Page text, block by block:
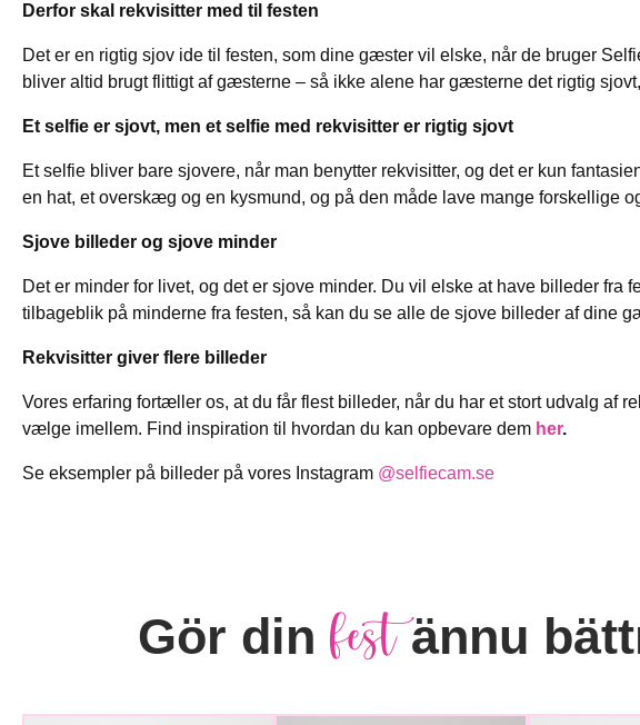
Derfor skal rekvisitter med til festen
Det er en rigtig sjov ide til festen, som dine gæster vil elske, når de bruger
bliver altid brugt flittigt af gæsterne – så ikke alene har gæsterne det rigtig
Et selfie er sjovt, men et selfie med rekvisitter er rigtig sjovt
Et selfie bliver bare sjovere, når man benytter rekvisitter, og det er kun
en hat, et overskæg og en kysmund, og på den måde lave mange forskellige
Sjove billeder og sjove minder
Det er minder for livet, og det er sjove minder. Du vil elske at have billeder
tilbageblik på minderne fra festen, så kan du se alle de sjove billeder af dine
Rekvisitter giver flere billeder
Vores erfaring fortæller os, at du får flest billeder, når du har et stort udvalg af
vælge imellem. Find inspiration til hvordan du kan opbevare dem her.
Se eksempler på billeder på vores Instagram @selfiecam.se
Gör din festännu